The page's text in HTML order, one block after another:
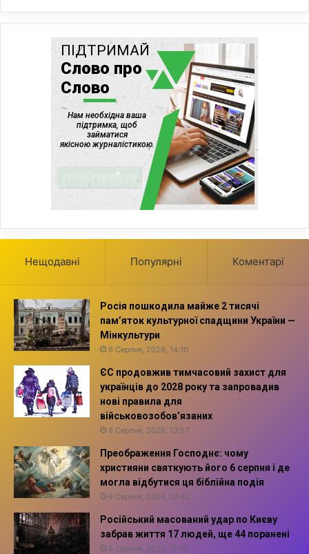
Нещодавні Популярні Коментарі
Росія пошкодила майже 2 тисячі
пам’яток культурної спадщини України —
Мінкультури
6 Серпня, 2026, 14:10
ЄС продовжив тимчасовий захист для
українців до 2028 року та запровадив
нові правила для
військовозобов’язаних
6 Серпня, 2026, 13:57
Преображення Господнє: чому
християни святкують його 6 серпня і де
могла відбутися ця біблійна подія
6 Серпня, 2026, 13:42
Російський масований удар по Києву
забрав життя 17 людей, ще 44 поранені
5 Серпня, 2026, 11:16